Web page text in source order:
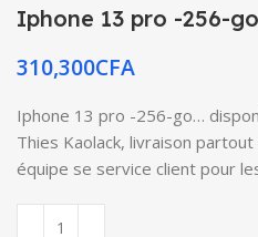
Iphone 13 pro -256-go
310,300CFA
Iphone 13 pro -256-go…
Thies Kaolack, livraison
équipe se service client pour